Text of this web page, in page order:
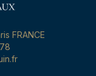
FRANCE